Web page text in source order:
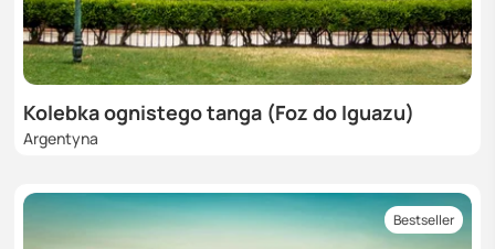
Kolebka ognistego tanga (Foz do Iguazu)
Argentyna
Bestseller